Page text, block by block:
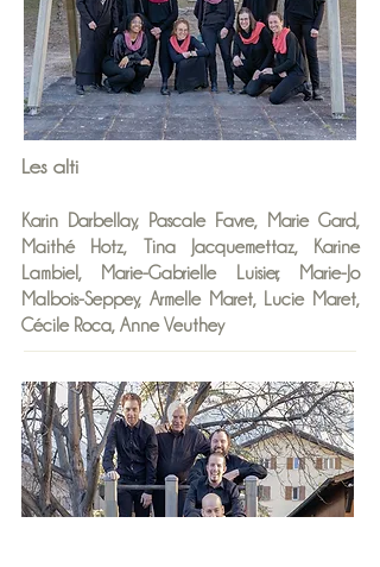
Les alti
Karin Darbellay, Pascale Favre, Marie Gard,
Maithé Hotz, Tina Jacquemettaz, Karine
Lambiel, Marie-Gabrielle Luisier, Marie-Jo
Malbois-Seppey, Armelle Maret, Lucie Maret,
Cécile Roca, Anne Veuthey